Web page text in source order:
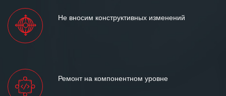
Не вносим конструктивных изменений
Ремонт на компонентном уровне